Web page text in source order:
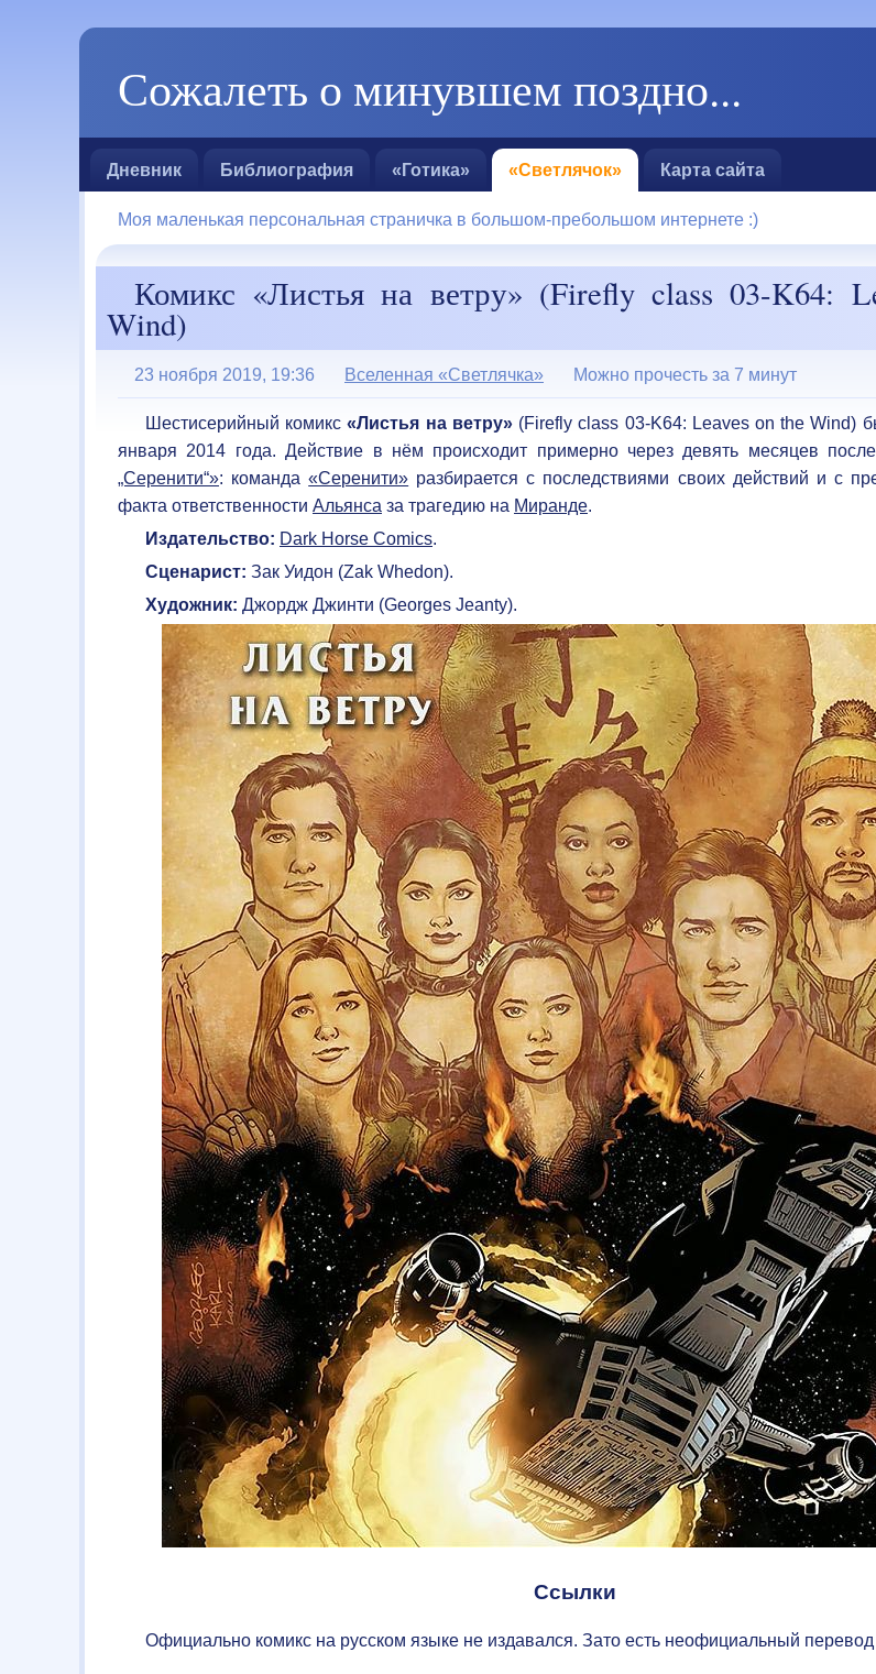
Сожалеть о минувшем поздно...
Дневник Библиография «Готика» «Светлячок» Карта сайта
Моя маленькая персональная страничка в большом-пребольшом интернете :)
Комикс «Листья на ветру» (Firefly class 03-K64:
Wind)
23 ноября 2019, 19:36 Вселенная «Светлячка» Можно прочесть за 7 минут
Шестисерийный комикс«Листья на ветру»(Firefly class 03-K64: Leaves on the Wind)
января 2014 года. Действие в нём происходит примерно через девять месяцев
„Серенити“»: команда«Серенити» разбирается с последствиями своих действий и с
факта ответственности Альянса за трагедию на Миранде.
Издательство: Dark Horse Comics.
Сценарист: Зак Уидон (Zak Whedon).
Художник: Джордж Джинти (Georges Jeanty).
Ссылки
Официально комикс на русском языке не издавался. Зато есть неофициальный перевод